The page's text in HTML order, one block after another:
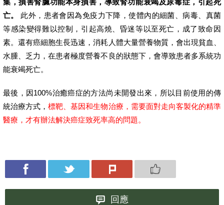
集，損害腎臟功能本身損害，導致腎功能衰竭及尿毒症，引起死
亡。
此外，患者會因為免疫力下降，使體內的細菌、病毒、真菌
等感染變得難以控制，引起高燒、昏迷等以至死亡，成了致命因
素。還有癌細胞生長迅速，消耗人體大量營養物質，會出現貧血、
水腫、乏力，在患者極度營養不良的狀態下，會導致患者多系統功
能衰竭死亡。
最後，因100%治癒癌症的方法尚未開發出來，所以目前使用的傳
統治療方式，標靶、基因和生物治療，需要面對走向客製化的精準
醫療，才有辦法解決癌症致死率高的問題。
回應